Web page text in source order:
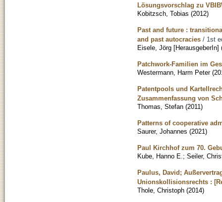
Lösungsvorschlag zu
Kobitzsch, Tobias (2012)
Past and future :
and past autocracies / 1st
Eisele, Jörg [HerausgeberIn]
Patchwork-Familien im
Westermann, Harm Peter (
Patentpools und
Zusammenfassung von
Thomas, Stefan (2011)
Patterns of cooperative
Saurer, Johannes (2021)
Paul Kirchhof zum 70.
Kube, Hanno E. ; Seiler,
Paulus, David;
Unionskollisionsrechts :
Thole, Christoph (2014)